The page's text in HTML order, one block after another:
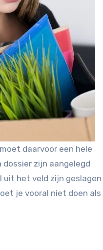
daarvoor een hele
zijn aangelegd
uit het veld zijn geslagen
je vooral niet doen als